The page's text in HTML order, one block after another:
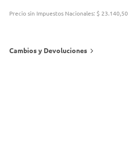
Precio sin Impuestos Nacionales: $
Cambios y Devoluciones